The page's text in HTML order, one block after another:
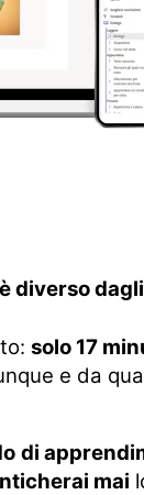
diverso
solo 17
e da
di
mai